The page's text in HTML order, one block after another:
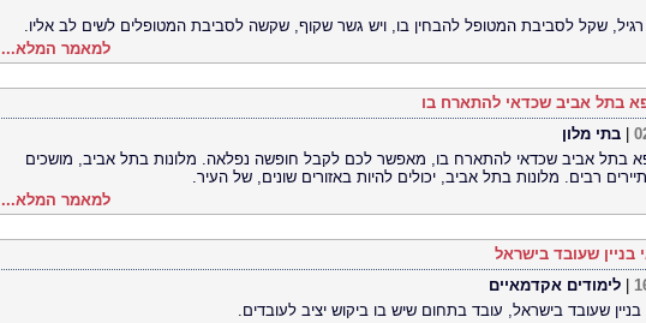
שקל לסביבת המטופל להבחין בו, ויש גשר שקוף, שקשה לסביבת המטופלים לשים לב אליו.
למאמר המלא...
בתל אביב שכדאי להתארח בו
בתי מלון
בתל אביב שכדאי להתארח בו, מאפשר לכם לקבל חופשה נפלאה. מלונות בתל אביב, מושכים
רבים. מלונות בתל אביב, יכולים להיות באזורים שונים, של העיר.
למאמר המלא...
בניין שעובד בישראל
לימודים אקדמאיים
שעובד בישראל, עובד בתחום שיש בו ביקוש יציב לעובדים.